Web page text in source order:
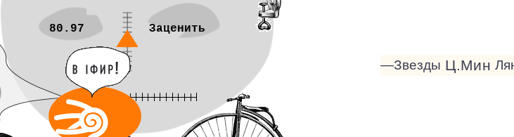
80.97 Заценить
—Звезды Ц.Мин